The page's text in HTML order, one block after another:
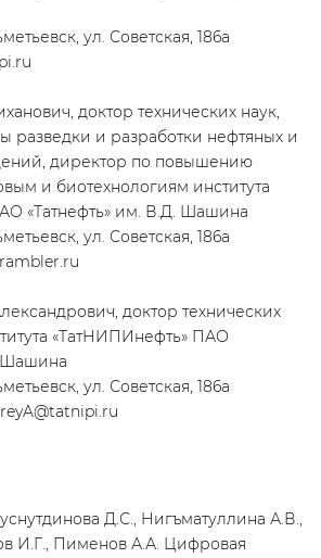
ул. Советская, 186а
доктор технических наук,
разведки и разработки нефтяных и
директор по повышению
и биотехнологиям института
«Татнефть» им. В.Д. Шашина
ул. Советская, 186а
доктор технических
«ТатНИПИнефть» ПАО
Шашина
ул. Советская, 186а
Д.С., Нигъматуллина А.В.,
И.Г., Пименов А.А. Цифровая